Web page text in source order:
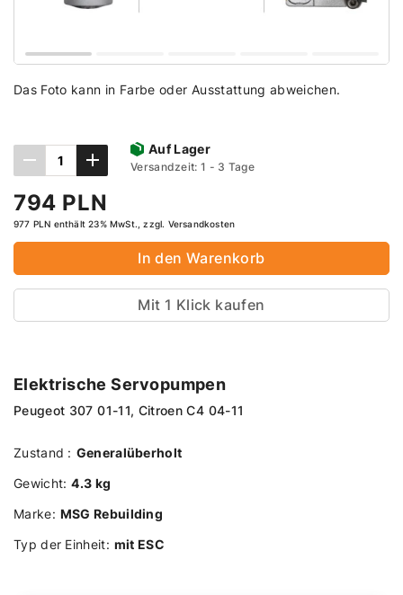
Das Foto kann in Farbe oder Ausstattung abweichen.
Elektrische Servopumpen
Peugeot 307 01-11, Citroen C4 04-11
Zustand : Generalüberholt
Gewicht: 4.3 kg
Marke: MSG Rebuilding
Typ der Einheit: mit ESC
794 PLN
977 PLN enthält 23% MwSt., zzgl. Versandkosten
Auf Lager
Versandzeit: 1 - 3 Tage
In den Warenkorb
Mit 1 Klick kaufen